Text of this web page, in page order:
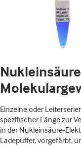
Einzelne oder
spezifischer Länge zur
in der Nukleinsäure-
Ladepuffer, vorgefärbt,